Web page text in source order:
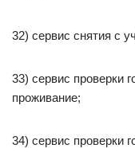
32) сервис снятия с
33) сервис проверки
проживание;
34) сервис проверки